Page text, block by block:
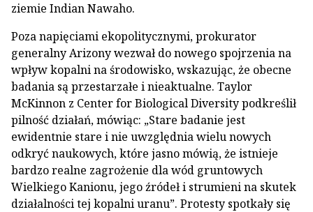
ziemie Indian Nawaho.
Poza napięciami ekopolitycznymi, prokurator
generalny Arizony wezwał do nowego spojrzenia na
wpływ kopalni na środowisko, wskazując, że obecne
badania są przestarzałe i nieaktualne. Taylor
McKinnon z Center for Biological Diversity podkreślił
pilność działań, mówiąc: „Stare badanie jest
ewidentnie stare i nie uwzględnia wielu nowych
odkryć naukowych, które jasno mówią, że istnieje
bardzo realne zagrożenie dla wód gruntowych
Wielkiego Kanionu, jego źródeł i strumieni na skutek
działalności tej kopalni uranu”. Protesty spotkały się